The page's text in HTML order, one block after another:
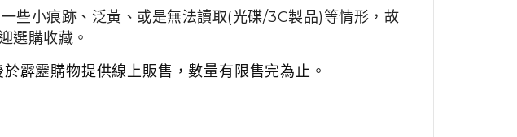
些小痕跡、泛黃、或是無法讀取(光碟/3C製品)等情形，故
選購收藏。
霹靂購物提供線上販售，數量有限售完為止。